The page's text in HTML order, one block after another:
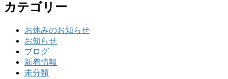
カテゴリー
お休みのお知らせ
お知らせ
ブログ
新着情報
未分類